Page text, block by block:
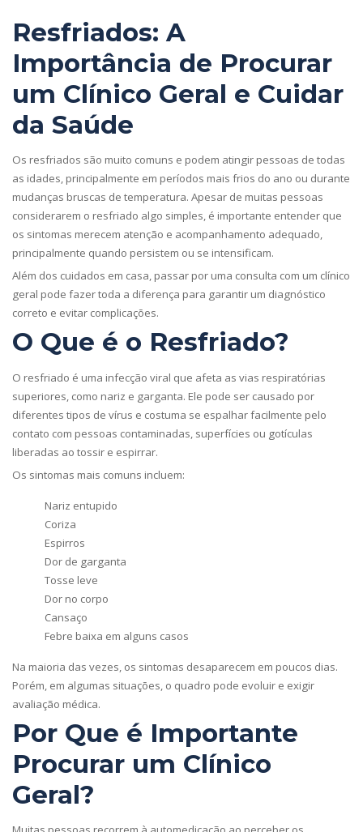
Resfriados: A
Importância de Procurar
um Clínico Geral e Cuidar
da Saúde
Os resfriados são muito comuns e podem atingir pessoas de todas
as idades, principalmente em períodos mais frios do ano ou durante
mudanças bruscas de temperatura. Apesar de muitas pessoas
considerarem o resfriado algo simples, é importante entender que
os sintomas merecem atenção e acompanhamento adequado,
principalmente quando persistem ou se intensificam.
Além dos cuidados em casa, passar por uma consulta com um clínico
geral pode fazer toda a diferença para garantir um diagnóstico
correto e evitar complicações.
O Que é o Resfriado?
O resfriado é uma infecção viral que afeta as vias respiratórias
superiores, como nariz e garganta. Ele pode ser causado por
diferentes tipos de vírus e costuma se espalhar facilmente pelo
contato com pessoas contaminadas, superfícies ou gotículas
liberadas ao tossir e espirrar.
Os sintomas mais comuns incluem:
Nariz entupido
Coriza
Espirros
Dor de garganta
Tosse leve
Dor no corpo
Cansaço
Febre baixa em alguns casos
Na maioria das vezes, os sintomas desaparecem em poucos dias.
Porém, em algumas situações, o quadro pode evoluir e exigir
avaliação médica.
Por Que é Importante
Procurar um Clínico
Geral?